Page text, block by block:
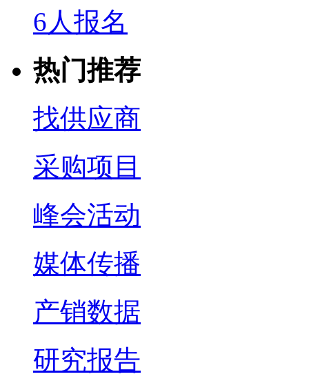
6人报名
热门推荐
找供应商
采购项目
峰会活动
媒体传播
产销数据
研究报告